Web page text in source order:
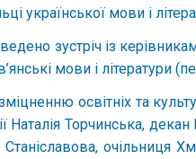
української мови і
зустріч із
мови і літератури
зміцненню освітніх та
Наталія Торчинська,
очільниця